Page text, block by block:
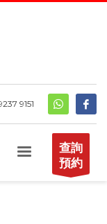
9151
查詢
預約